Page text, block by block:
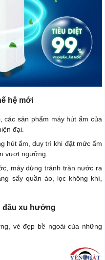
hệ mới
các sản phẩm máy hút ẩm của
đại.
hút ẩm, duy trì khi đặt mức ẩm
vượt ngưỡng.
máy dừng tránh tràn nước ra
sấy quần áo, lọc không khí,
đầu xu hướng
vẻ đẹp bề ngoài của những